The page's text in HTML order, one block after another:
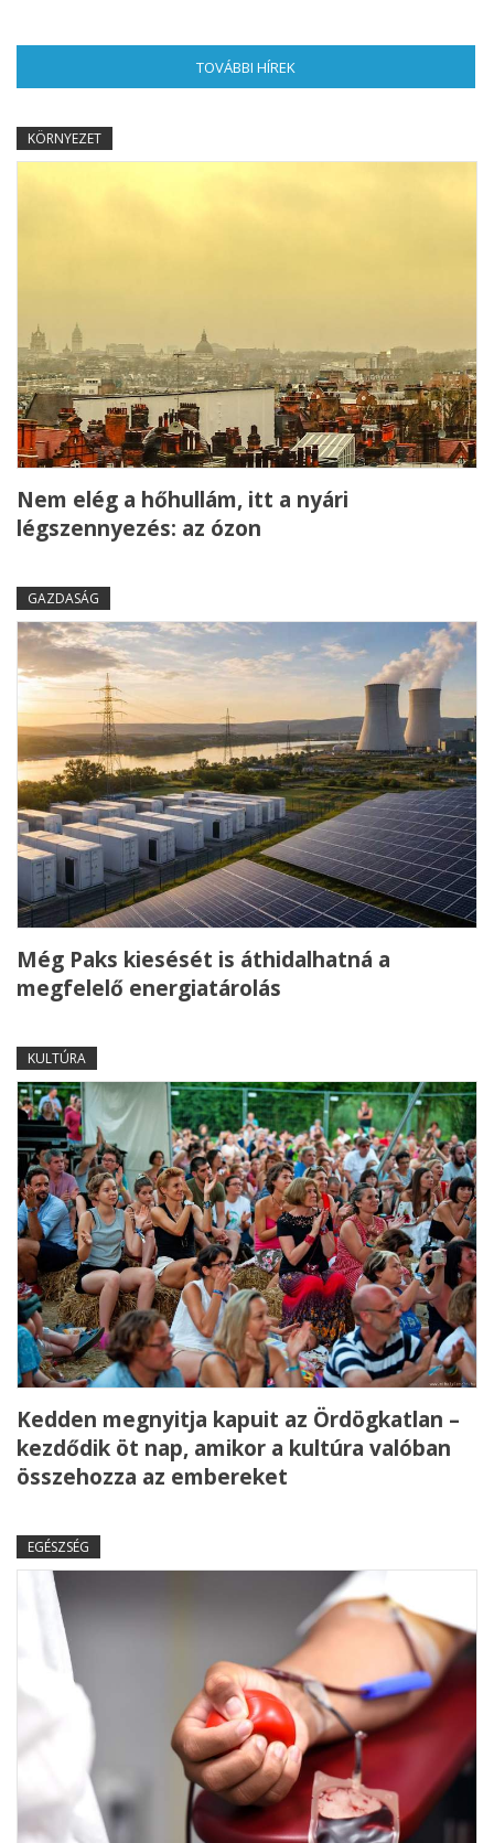
TOVÁBBI HÍREK
KÖRNYEZET
Nem elég a hőhullám, itt a nyári
légszennyezés: az ózon
GAZDASÁG
Még Paks kiesését is áthidalhatná a
megfelelő energiatárolás
KULTÚRA
Kedden megnyitja kapuit az Ördögkatlan –
kezdődik öt nap, amikor a kultúra valóban
összehozza az embereket
EGÉSZSÉG